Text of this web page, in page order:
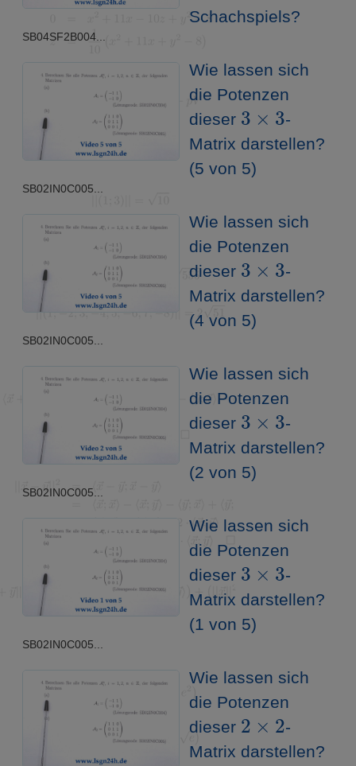
Schachspiels?
SB04SF2B004...
Wie lassen sich
die Potenzen
dieser
3×3
-
Matrix darstellen?
(5 von 5)
SB02IN0C005...
Wie lassen sich
die Potenzen
dieser
3×3
-
Matrix darstellen?
(4 von 5)
SB02IN0C005...
Wie lassen sich
die Potenzen
dieser
3×3
-
Matrix darstellen?
(2 von 5)
SB02IN0C005...
Wie lassen sich
die Potenzen
dieser
3×3
-
Matrix darstellen?
(1 von 5)
SB02IN0C005...
Wie lassen sich
die Potenzen
dieser
2×2
-
Matrix darstellen?